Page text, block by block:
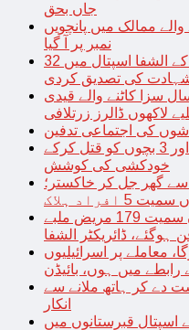
جاں بحق
والے ممالک میں پانچویں
نمبر پر آ گیا
فلسطینی ہلال احمر نے غزہ کے الشفا اسپتال میں 32
کی تصدیق کردی
حملہ کیس میں بے گناہ 35 سال سزا کاٹنے والے قیدی
لاکھوں ڈالرز زرتلافی
ترکیہ میں شوہر کی بیوی اور 3 بچوں کو قتل کرکے
خودکشی کی کوشش
سے گھر جل کر خاکستر؛
5 افراد ہلاک
اسرائیلی بمباری میں نومولودوں سمیت 179 مریض ملبے
ہوگئے، ڈائریکٹر الشفا
معاملے پر اسرائیلیوں
میں ہوں، بائیڈن
دے کر ہاتھ ملانے سے
انکار
اسپتال قبرستانوں میں